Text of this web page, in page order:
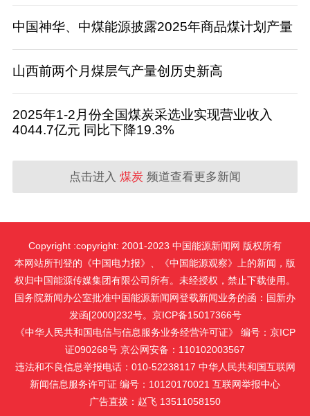
中国神华、中煤能源披露2025年商品煤计划产量
山西前两个月煤层气产量创历史新高
2025年1-2月份全国煤炭采选业实现营业收入
4044.7亿元 同比下降19.3%
点击进入 煤炭 频道查看更多新闻
Copyright :copyright: 2001-2023 中国能源新闻网 版权所有
本网站所刊登的《中国电力报》、《中国能源观察》上的新闻，版
权归中国能源传媒集团有限公司所有。未经授权，禁止下载使用。
国务院新闻办公室批准中国能源新闻网登载新闻业务的函：国新办
发函[2000]232号。京ICP备15017366号
《中华人民共和国电信与信息服务业务经营许可证》 编号：京ICP
证090268号 京公网安备：110102003567
违法和不良信息举报电话：010-52238117 中华人民共和国互联网
新闻信息服务许可证 编号：10120170021 互联网举报中心
广告直拨：赵飞 13511058150